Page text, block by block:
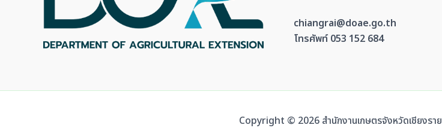
chiangrai@doae.go.th
โทรศัพท์ 053 152 684
Copyright © 2026 สำนักงานเกษตรจังหวัดเชียงราย